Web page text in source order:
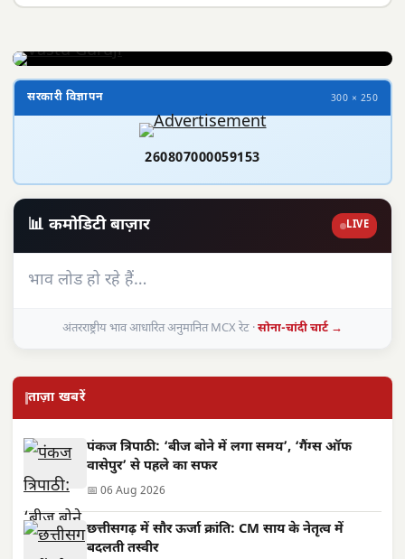
सरकारी विज्ञापन 300 × 250
260807000059153
📊 कमोडिटी बाज़ार LIVE
भाव लोड हो रहे हैं…
अंतरराष्ट्रीय भाव आधारित अनुमानित MCX रेट ·सोना-चांदी चार्ट →
ताज़ा खबरें
पंकज त्रिपाठी: ‘बीज बोने में लगा समय’, ‘गैंग्स ऑफ
वासेपुर’ से पहले का सफर
📅 06 Aug 2026
छत्तीसगढ़ में सौर ऊर्जा क्रांति: CM साय के नेतृत्व में
बदलती तस्वीर